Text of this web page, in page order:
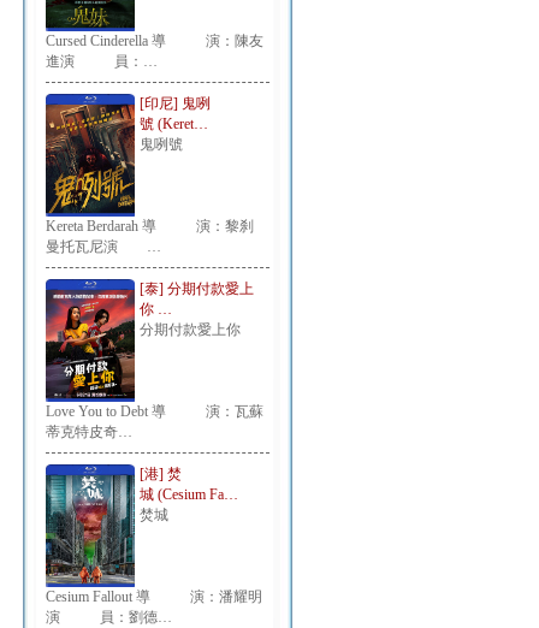
Cursed Cinderella 導 演：陳友
進演 員：…
[印尼] 鬼咧
號 (Keret…
鬼咧號
Kereta Berdarah 導 演：黎刹
曼托瓦尼演 …
[泰] 分期付款愛上
你 …
分期付款愛上你
Love You to Debt 導 演：瓦蘇
蒂克特皮奇…
[港] 焚
城 (Cesium Fa…
焚城
Cesium Fallout 導 演：潘耀明
演 員：劉德…